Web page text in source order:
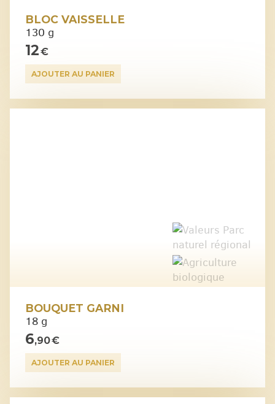
BLOC VAISSELLE
130 g
12€
AJOUTER AU PANIER
BOUQUET GARNI
18 g
6,90 €
AJOUTER AU PANIER